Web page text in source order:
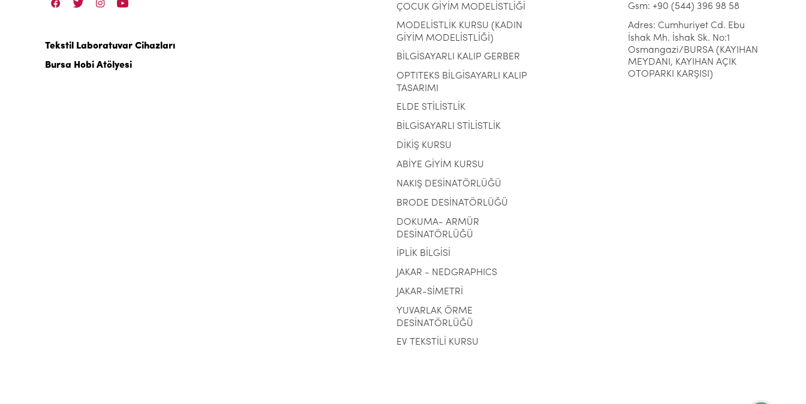
Tekstil Laboratuvar Cihazları
Bursa Hobi Atölyesi
ÇOCUK GİYİM MODELİSTLİĞİ
MODELİSTLİK KURSU (KADIN
GİYİM MODELİSTLİĞİ)
BİLGİSAYARLI KALIP GERBER
OPTITEKS BİLGİSAYARLI KALIP
TASARIMI
ELDE STİLİSTLİK
BİLGİSAYARLI STİLİSTLİK
DİKİŞ KURSU
ABİYE GİYİM KURSU
NAKIŞ DESİNATÖRLÜĞÜ
BRODE DESİNATÖRLÜĞÜ
DOKUMA- ARMÜR
DESİNATÖRLÜĞÜ
İPLİK BİLGİSİ
JAKAR - NEDGRAPHICS
JAKAR-SİMETRİ
YUVARLAK ÖRME
DESİNATÖRLÜĞÜ
EV TEKSTİLİ KURSU
Gsm: +90 (544) 396 98 58
Adres: Cumhuriyet Cd. Ebu
İshak Mh. İshak Sk. No:1
Osmangazi/BURSA (KAYIHAN
MEYDANI, KAYIHAN AÇIK
OTOPARKI KARŞISI)